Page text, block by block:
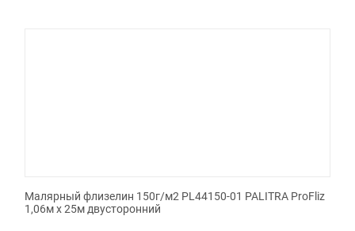
Малярный флизелин 150г/м2 PL44150-01 PALITRA ProFliz
1,06м х 25м двусторонний